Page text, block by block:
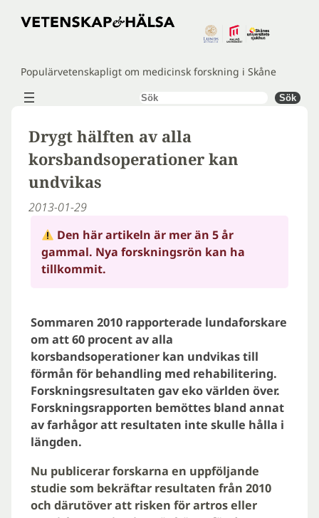
Hoppa
Populärvetenskapligt om medicinsk forskning i Skåne
Sök Sök
Drygt hälften av alla
korsbandsoperationer kan
undvikas
2013-01-29
Den här artikeln är mer än 5 år
gammal. Nya forskningsrön kan ha
tillkommit.
Sommaren 2010 rapporterade lundaforskare
om att 60 procent av alla
korsbandsoperationer kan undvikas till
förmån för behandling med rehabilitering.
Forskningsresultaten gav eko världen över.
Forskningsrapporten bemöttes bland annat
av farhågor att resultaten inte skulle hålla i
längden.
Nu publicerar forskarna en uppföljande
studie som bekräftar resultaten från 2010
och därutöver att risken för artros eller